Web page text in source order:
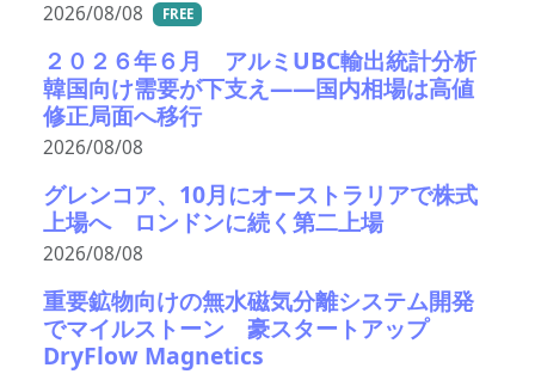
2026/08/08 FREE
２０２６年６月 アルミUBC輸出統計分析
韓国向け需要が下支え――国内相場は高値
修正局面へ移行
2026/08/08
グレンコア、10月にオーストラリアで株式
上場へ ロンドンに続く第二上場
2026/08/08
重要鉱物向けの無水磁気分離システム開発
でマイルストーン 豪スタートアップ
DryFlow Magnetics